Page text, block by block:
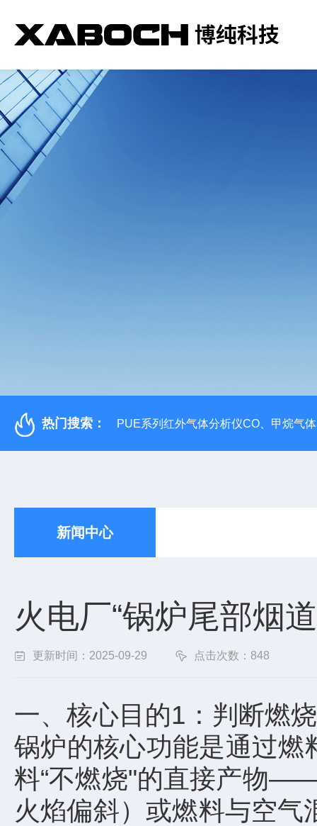
热门搜索： PUE系列红外气体分析仪CO、甲烷气
新闻中心
火电厂“锅炉尾部烟
更新时间：2025-09-29 点击次数：848
一、核心目的1：判断燃
锅炉的核心功能是通过
料“不燃烧"的直接产物
火焰偏斜）或燃料与空气